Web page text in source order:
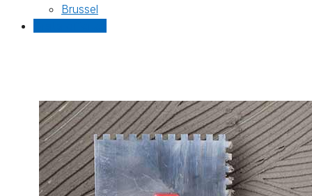
Brussel